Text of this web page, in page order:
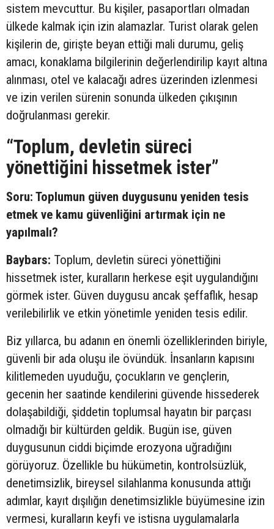
sistem mevcuttur. Bu kişiler, pasaportları olmadan
ülkede kalmak için izin alamazlar. Turist olarak gelen
kişilerin de, girişte beyan ettiği mali durumu, geliş
amacı, konaklama bilgilerinin değerlendirilip kayıt altına
alınması, otel ve kalacağı adres üzerinden izlenmesi
ve izin verilen sürenin sonunda ülkeden çıkışının
doğrulanması gerekir.
“Toplum, devletin süreci
yönettiğini hissetmek ister”
Soru: Toplumun güven duygusunu yeniden tesis
etmek ve kamu güvenliğini artırmak için ne
yapılmalı?
Baybars: Toplum, devletin süreci yönettiğini
hissetmek ister, kuralların herkese eşit uygulandığını
görmek ister. Güven duygusu ancak şeffaflık, hesap
verilebilirlik ve etkin yönetimle yeniden tesis edilir.
Biz yıllarca, bu adanın en önemli özelliklerinden biriyle,
güvenli bir ada oluşu ile övündük. İnsanların kapısını
kilitlemeden uyuduğu, çocukların ve gençlerin,
gecenin her saatinde kendilerini güvende hissederek
dolaşabildiği, şiddetin toplumsal hayatın bir parçası
olmadığı bir kültürden geldik. Bugün ise, güven
duygusunun ciddi biçimde erozyona uğradığını
görüyoruz. Özellikle bu hükümetin, kontrolsüzlük,
denetimsizlik, bireysel silahlanma konusunda attığı
adımlar, kayıt dışılığın denetimsizlikle büyümesine izin
vermesi, kuralların keyfi ve istisna uygulamalarla